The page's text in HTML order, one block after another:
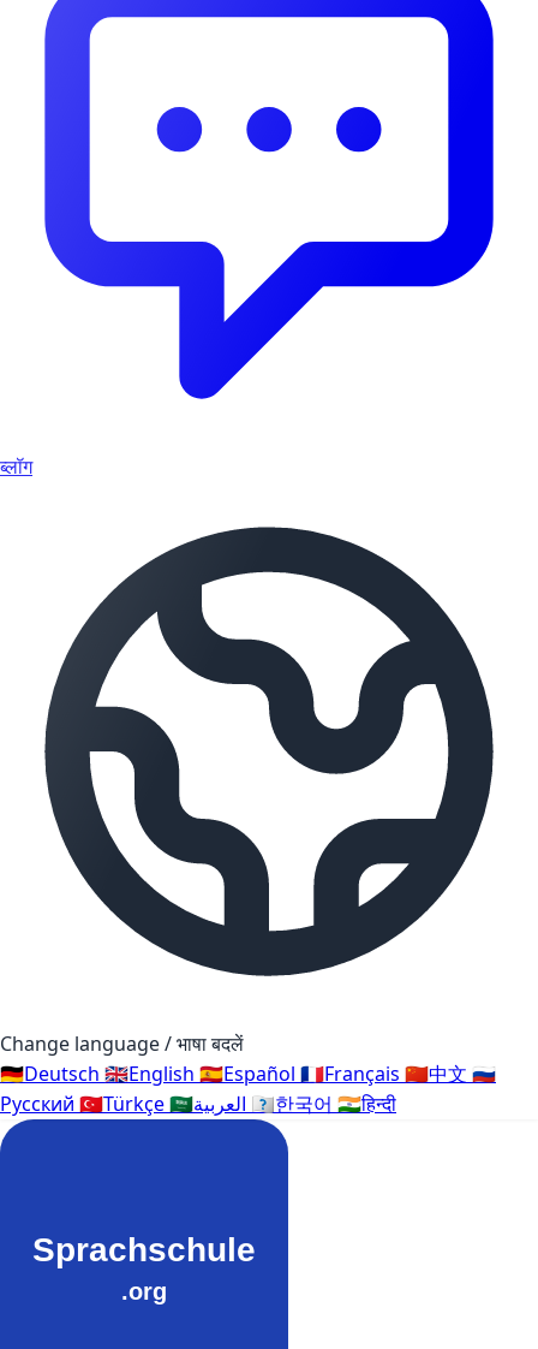
ब्लॉग
Change language / भाषा बदलें
🇩🇪Deutsch 🇬🇧English 🇪🇸Español 🇫🇷Français 🇨🇳中文 🇷🇺
Русский 🇹🇷Türkçe🇸🇦 🇰🇷한국어 🇮🇳हिन्दी